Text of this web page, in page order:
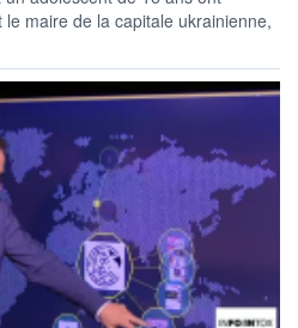
maire de la capitale ukrainienne,